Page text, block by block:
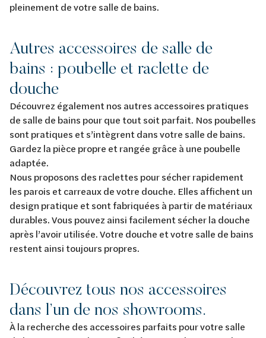
pleinement de votre salle de bains.
Autres accessoires de salle de
bains : poubelle et raclette de
douche
Découvrez également nos autres accessoires pratiques
de salle de bains pour que tout soit parfait. Nos poubelles
sont pratiques et s’intègrent dans votre salle de bains.
Gardez la pièce propre et rangée grâce à une poubelle
adaptée.
Nous proposons des raclettes pour sécher rapidement
les parois et carreaux de votre douche. Elles affichent un
design pratique et sont fabriquées à partir de matériaux
durables. Vous pouvez ainsi facilement sécher la douche
après l’avoir utilisée. Votre douche et votre salle de bains
restent ainsi toujours propres.
Découvrez tous nos accessoires
dans l’un de nos showrooms.
À la recherche des accessoires parfaits pour votre salle